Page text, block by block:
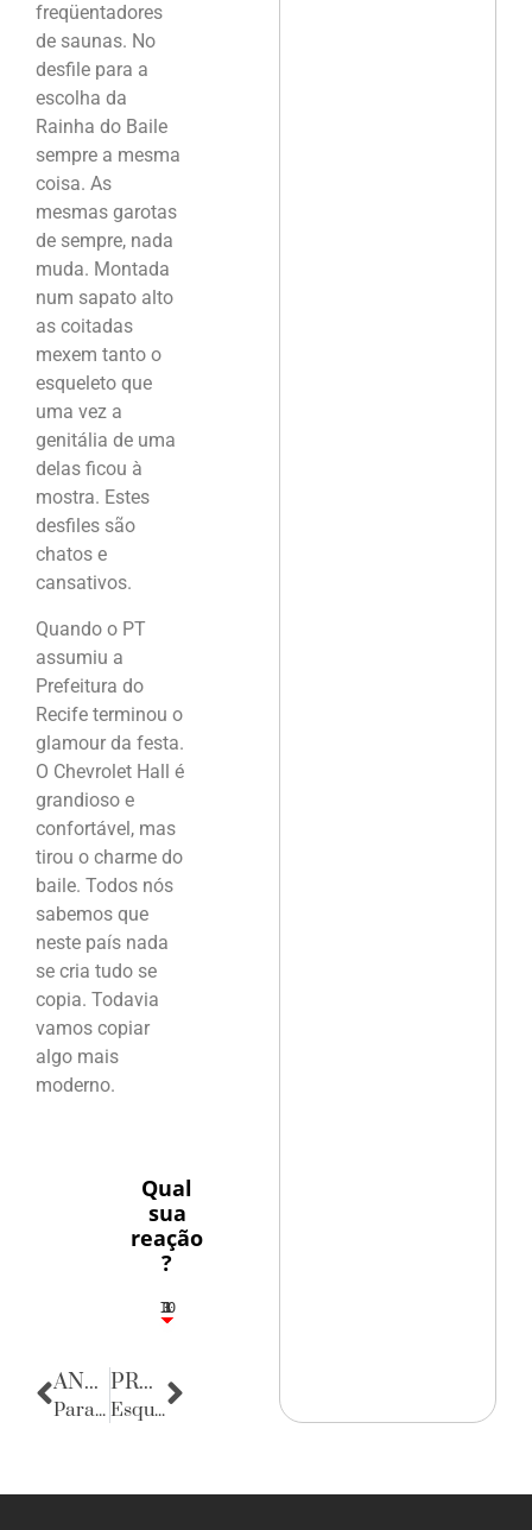
freqüentadores
de saunas. No
desfile para a
escolha da
Rainha do Baile
sempre a mesma
coisa. As
mesmas garotas
de sempre, nada
muda. Montada
num sapato alto
as coitadas
mexem tanto o
esqueleto que
uma vez a
genitália de uma
delas ficou à
mostra. Estes
desfiles são
chatos e
cansativos.
Quando o PT
assumiu a
Prefeitura do
Recife terminou o
glamour da festa.
O Chevrolet Hall é
grandioso e
confortável, mas
tirou o charme do
baile. Todos nós
sabemos que
neste país nada
se cria tudo se
copia. Todavia
vamos copiar
algo mais
moderno.
Qual
sua
reação
?
3
1
1
3
10
ANTERIOR
Parabéns, Esposende!
PRÓXIMA
Esquinas do Mundo